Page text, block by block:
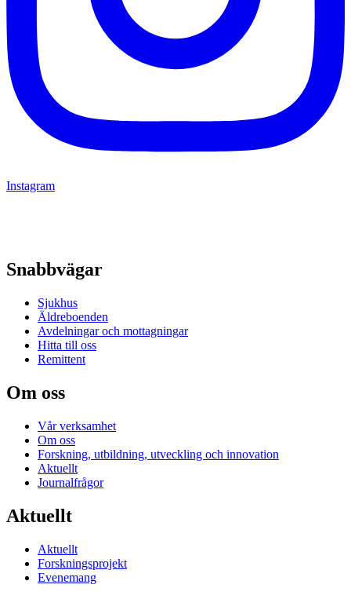
Instagram
Snabbvägar
Sjukhus
Äldreboenden
Avdelningar och mottagningar
Hitta till oss
Remittent
Om oss
Vår verksamhet
Om oss
Forskning, utbildning, utveckling och innovation
Aktuellt
Journalfrågor
Aktuellt
Aktuellt
Forskningsprojekt
Evenemang